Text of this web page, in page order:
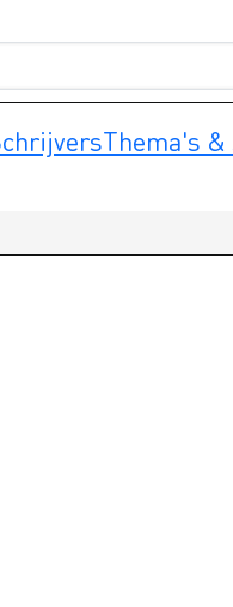
wilt zoeken.
Thema's